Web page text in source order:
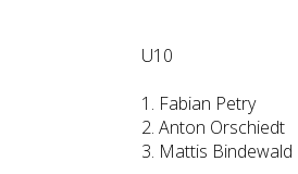
U10
1. Fabian Petry
2. Anton Orschiedt
3. Mattis Bindewald